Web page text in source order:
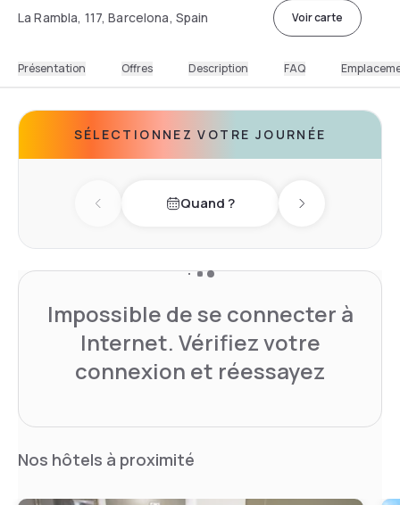
La Rambla, 117, Barcelona, Spain Voir carte
Présentation Offres Description FAQ
SÉLECTIONNEZ VOTRE JOURNÉE
Previous dayQuand ? Next day
Impossible de se connecter à
Internet. Vérifiez votre
connexion et réessayez
Nos hôtels à proximité